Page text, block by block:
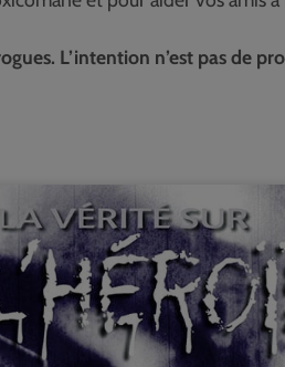
L’intention n’est pas de